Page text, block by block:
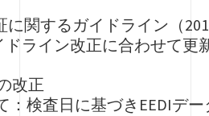
に関するガイドライン（
ライン改正に合わせて更
改正
：検査日に基づきEEDIデ